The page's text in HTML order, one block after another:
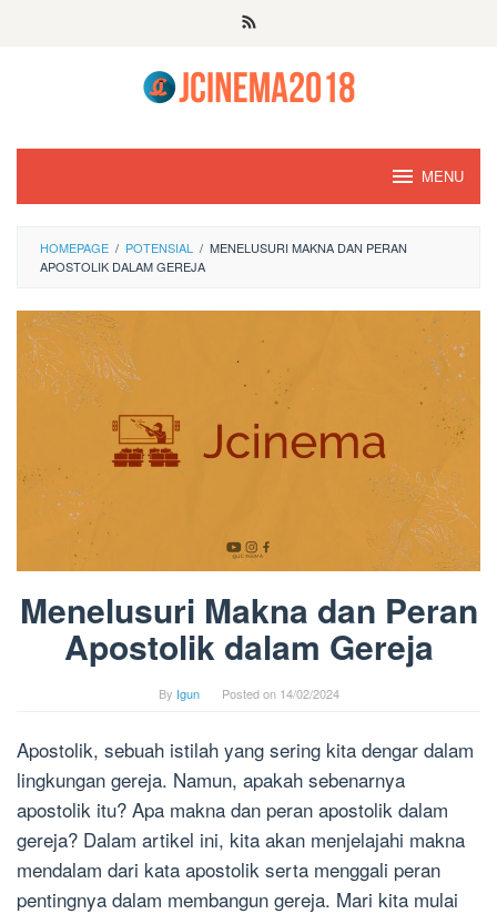
MENU
HOMEPAGE / POTENSIAL / MENELUSURI MAKNA DAN PERAN
APOSTOLIK DALAM GEREJA
Menelusuri Makna dan Peran
Apostolik dalam Gereja
By Igun Posted on 14/02/2024
Apostolik, sebuah istilah yang sering kita dengar dalam
lingkungan gereja. Namun, apakah sebenarnya
apostolik itu? Apa makna dan peran apostolik dalam
gereja? Dalam artikel ini, kita akan menjelajahi makna
mendalam dari kata apostolik serta menggali peran
pentingnya dalam membangun gereja. Mari kita mulai